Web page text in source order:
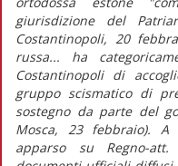
giurisdizione del
Costantinopoli, 20
russa... ha
Costantinopoli di
gruppo scismatico di
sostegno da parte del
Mosca, 23 febbraio). A
apparso su Regno-